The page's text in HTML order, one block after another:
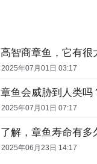
高智商章鱼，它有很
2025年07月01日 03:17
章鱼会威胁到人类吗
2025年07月01日 07:17
了解，章鱼寿命有多
2025年06月23日 14:17